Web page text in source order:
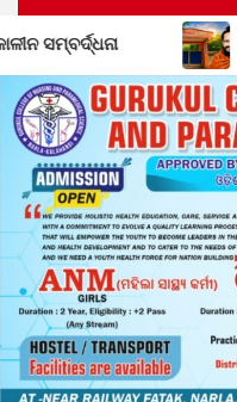
ଶ୍ରାବଣ ପୂର୍ଣ୍ଣିମା